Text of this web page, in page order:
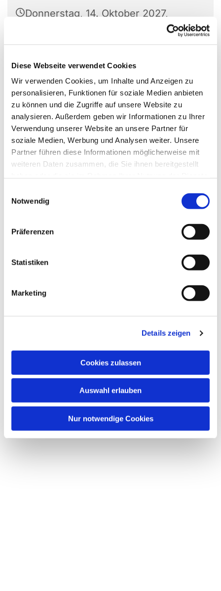
Diese Webseite verwendet Cookies
Wir verwenden Cookies, um Inhalte und Anzeigen zu
personalisieren, Funktionen für soziale Medien anbieten
zu können und die Zugriffe auf unsere Website zu
analysieren. Außerdem geben wir Informationen zu Ihrer
Verwendung unserer Website an unsere Partner für
soziale Medien, Werbung und Analysen weiter. Unsere
Partner führen diese Informationen möglicherweise mit
weiteren Daten zusammen, die Sie ihnen bereitgestellt
Notwendig
Präferenzen
Statistiken
Marketing
Details zeigen
Cookies zulassen
Auswahl erlauben
Nur notwendige Cookies
Donnerstag, 14. Oktober 2027,
Bochum
Dies könnte Sie auch
interessieren